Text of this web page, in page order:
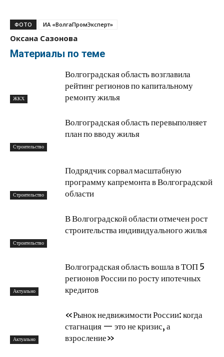
ФОТО ИА «ВолгаПромЭксперт»
Оксана Сазонова
Материалы по теме
ЖКХ
Волгоградская область возглавила
рейтинг регионов по капитальному
ремонту жилья
Строительство
Волгоградская область перевыполняет
план по вводу жилья
Строительство
Подрядчик сорвал масштабную
программу капремонта в Волгоградской
области
Строительство
В Волгоградской области отмечен рост
строительства индивидуального жилья
Актуально
Волгоградская область вошла в ТОП 5
регионов России по росту ипотечных
кредитов
Актуально
«Рынок недвижимости России: когда
стагнация — это не кризис, а
взросление»